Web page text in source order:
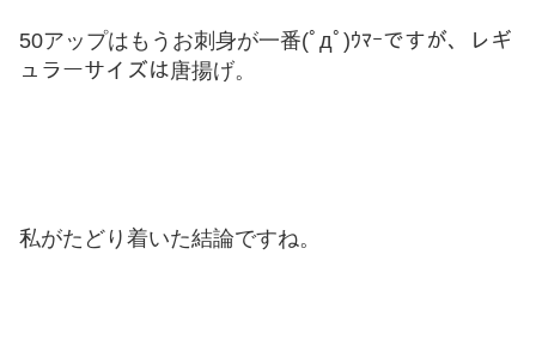
50アップはもうお刺身が一番(ﾟдﾟ)ｳﾏｰですが、レギ
ュラーサイズは唐揚げ。
私がたどり着いた結論ですね。